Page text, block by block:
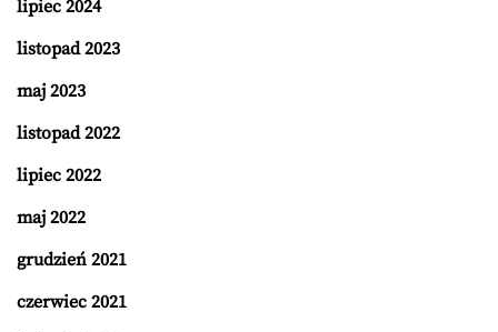
lipiec 2024
listopad 2023
maj 2023
listopad 2022
lipiec 2022
maj 2022
grudzień 2021
czerwiec 2021